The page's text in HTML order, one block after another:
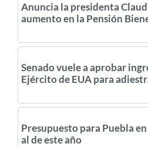
Anuncia la presidenta
aumento en la Pensión
Senado vuele a aprobar
Ejército de EUA para
Presupuesto para Puebla
al de este año